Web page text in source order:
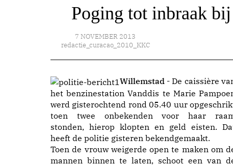
Poging tot inbraak
7 NOVEMBER 2013
redactie_curacao_2010_KKC
Willemstad - De caissière
het benzinestation Vanddis te Marie
werd gisterochtend rond 05.40 uur
toen twee onbekenden voor haar
stonden, hierop klopten en geld eisten.
heeft de politie gisteren bekendgemaakt.
Toen de vrouw weigerde open te maken om
mannen binnen te laten, schoot een van